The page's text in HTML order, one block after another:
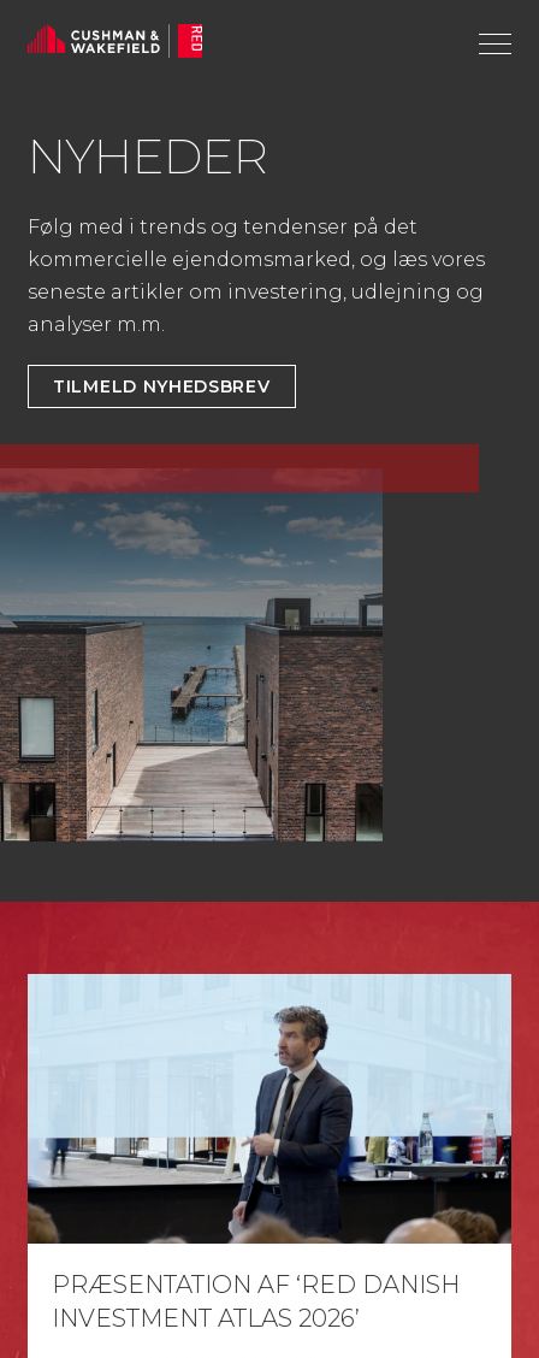
NYHE­DER
Følg med i trends og tendenser på det
kommercielle ejendomsmarked, og læs vores
seneste artikler om investering, udlejning og
analyser m.m.
TILMELD NYHEDSBREV
PRÆSENTATION AF ‘RED DANISH
INVESTMENT ATLAS 2026’